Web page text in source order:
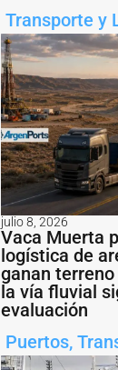
Transporte y
julio 8, 2026
Vaca Muerta
logística de
ganan
la vía fluvial
evaluación
Puertos,